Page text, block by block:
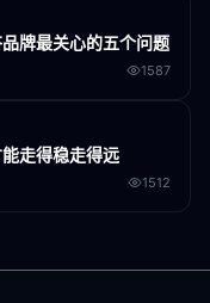
牌最关心的五个问题
1587
走得稳走得远
1512